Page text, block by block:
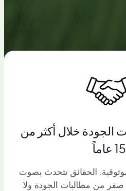
الجودة خلال أكثر من
15 عاماً
الحقائق تتحدث بصوت
من مطالبات الجودة ولا